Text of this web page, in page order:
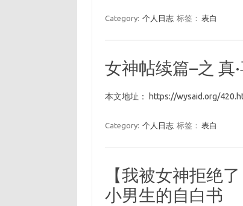
Category: 个人日志 标签： 表白
女神帖续篇–之 真
本文地址： https://wysaid.org/
Category: 个人日志 标签： 表白
【我被女神拒绝
小男生的自白书